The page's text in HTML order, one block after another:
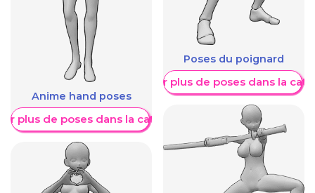
Anime hand poses
plus de poses dans la catégorie
Poses du poignard
Afficher plus de poses dans la